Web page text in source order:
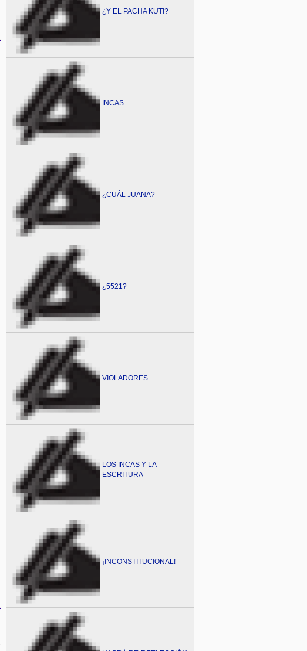
¿Y EL PACHA KUTI?
INCAS
¿CUÁL JUANA?
¿5521?
VIOLADORES
LOS INCAS Y LA
ESCRITURA
¡INCONSTITUCIONAL!